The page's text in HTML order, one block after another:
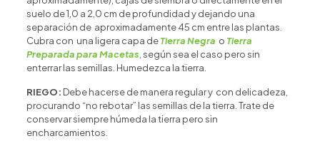
suelo de 1,0 a 2,0 cm de profundidad y dejando una
separación de aproximadamente 45 cm entre las plantas.
Cubra con una ligera capa deTierra Negra o Tierra
Preparada para Macetas , según sea el caso pero sin
enterrar las semillas. Humedezca la tierra.
RIEGO: Debe hacerse de manera regular y con delicadeza,
procurando “no rebotar” las semillas de la tierra. Trate de
conservar siempre húmeda la tierra pero sin
encharcamientos.